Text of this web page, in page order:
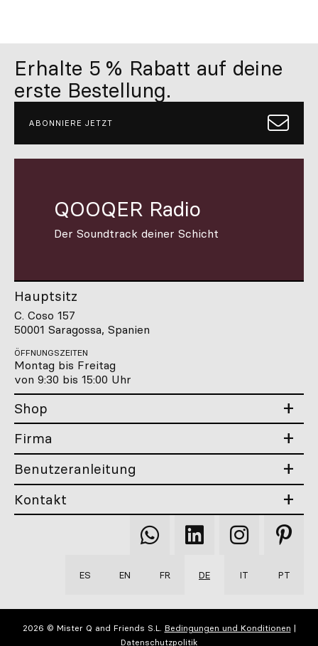
Erhalte 5 % Rabatt auf deine
erste Bestellung.
ABONNIERE JETZT
QOOQER Radio
Der Soundtrack deiner Schicht
Hauptsitz
C. Coso 157
50001 Saragossa, Spanien
ÖFFNUNGSZEITEN
Montag bis Freitag
von 9:30 bis 15:00 Uhr
Shop
Firma
Benutzeranleitung
Kontakt
Qooqer
WhatsApp
Qooqer
Linkedin
Qooqer
Instagram
Qooqer
ES EN FR DE IT PT
2026 © Mister Q and Friends S.L. Bedingungen und Konditionen |
Datenschutzpolitik